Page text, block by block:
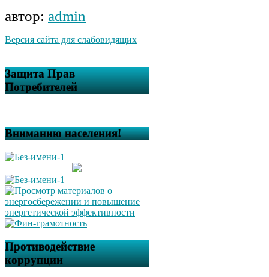
автор: admin
Версия сайта для слабовидящих
Защита Прав
Потребителей
Вниманию населения!
Противодействие
коррупции